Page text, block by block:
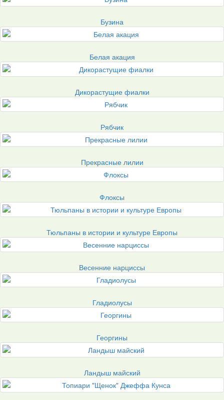
Бузина
Белая акация
Дикорастущие фиалки
Рябчик
Прекрасные лилии
Флоксы
Тюльпаны в истории и культуре Европы
Весенние нарциссы
Гладиолусы
Георгины
Ландыш майский